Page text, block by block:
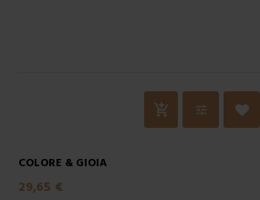
COLORE & GIOIA
29,65 €